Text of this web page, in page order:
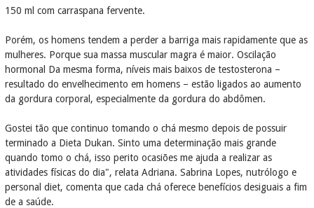
150 ml com carraspana fervente.
Porém, os homens tendem a perder a barriga mais rapidamente que as
mulheres. Porque sua massa muscular magra é maior. Oscilação
hormonal Da mesma forma, níveis mais baixos de testosterona –
resultado do envelhecimento em homens – estão ligados ao aumento
da gordura corporal, especialmente da gordura do abdômen.
Gostei tão que continuo tomando o chá mesmo depois de possuir
terminado a Dieta Dukan. Sinto uma determinação mais grande
quando tomo o chá, isso perito ocasiões me ajuda a realizar as
atividades físicas do dia", relata Adriana. Sabrina Lopes, nutrólogo e
personal diet, comenta que cada chá oferece benefícios desiguais a fim
de a saúde.